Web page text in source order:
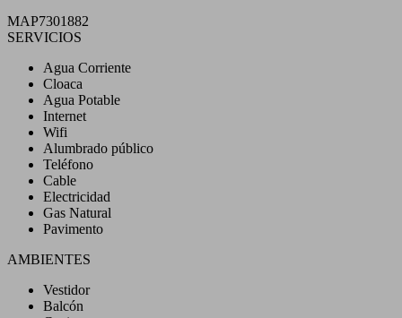
MAP7301882
SERVICIOS
Agua Corriente
Cloaca
Agua Potable
Internet
Wifi
Alumbrado público
Teléfono
Cable
Electricidad
Gas Natural
Pavimento
AMBIENTES
Vestidor
Balcón